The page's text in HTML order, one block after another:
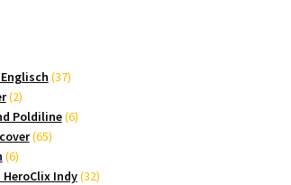
3737
22
Produkte
Poldiline 66
6565
66
Produkte
HeroClix Indy 3232